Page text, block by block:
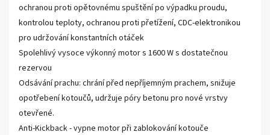
ochranou proti opětovnému spuštění po výpadku proudu,
kontrolou teploty, ochranou proti přetížení, CDC-elektronikou
pro udržování konstantních otáček
Spolehlivý vysoce výkonný motor s 1600 W s dostatečnou
rezervou
Odsávání prachu: chrání před nepříjemným prachem, snižuje
opotřebení kotoučů, udržuje póry betonu pro nové vrstvy
otevřené.
Anti-Kickback - vypne motor při zablokování kotouče